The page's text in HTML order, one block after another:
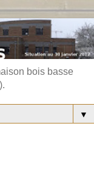
bois basse
▼